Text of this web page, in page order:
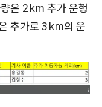
은 2km 추가 운행
추가로 3km의 운